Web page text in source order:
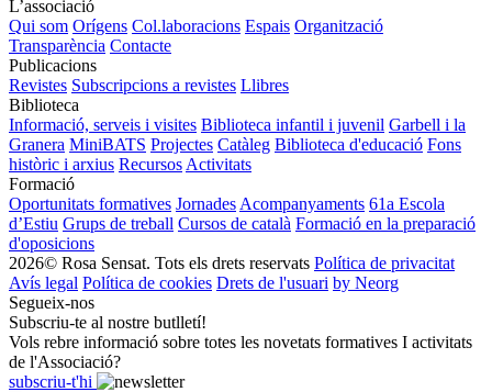
L’associació
Qui som Orígens Col.laboracions Espais Organització
Transparència Contacte
Publicacions
Revistes Subscripcions a revistes Llibres
Biblioteca
Informació, serveis i visites Biblioteca infantil i juvenil Garbell i la
Granera MiniBATS Projectes Catàleg Biblioteca d'educació Fons
històric i arxius Recursos Activitats
Formació
Oportunitats formatives Jornades Acompanyaments 61a Escola
d’Estiu Grups de treball Cursos de català Formació en la preparació
d'oposicions
2026© Rosa Sensat. Tots els drets reservats Política de privacitat
Avís legal Política de cookies Drets de l'usuari by Neorg
Segueix-nos
Subscriu-te al nostre butlletí!
Vols rebre informació sobre totes les novetats formatives I activitats
de l'Associació?
subscriu-t'hi